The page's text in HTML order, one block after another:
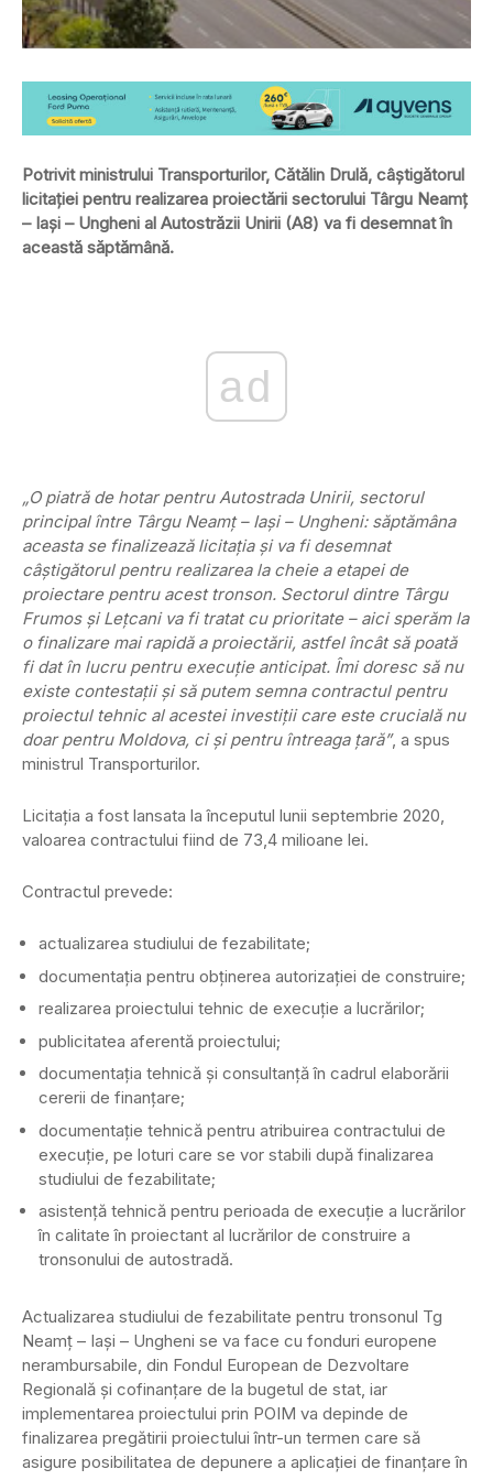
Potrivit ministrului Transporturilor, Cătălin Drulă, câştigătorul
licitaţiei pentru realizarea proiectării sectorului Târgu Neamţ
– Iaşi – Ungheni al Autostrăzii Unirii (A8) va fi desemnat în
această săptămână.
ad
„O piatră de hotar pentru Autostrada Unirii, sectorul
principal între Târgu Neamţ – Iaşi – Ungheni: săptămâna
aceasta se finalizează licitaţia şi va fi desemnat
câştigătorul pentru realizarea la cheie a etapei de
proiectare pentru acest tronson. Sectorul dintre Târgu
Frumos şi Leţcani va fi tratat cu prioritate – aici sperăm la
o finalizare mai rapidă a proiectării, astfel încât să poată
fi dat în lucru pentru execuţie anticipat. Îmi doresc să nu
existe contestaţii şi să putem semna contractul pentru
proiectul tehnic al acestei investiţii care este crucială nu
doar pentru Moldova, ci şi pentru întreaga ţară”, a spus
ministrul Transporturilor.
Licitația a fost lansata la începutul lunii septembrie 2020,
valoarea contractului fiind de 73,4 milioane lei.
Contractul prevede:
actualizarea studiului de fezabilitate;
documentația pentru obținerea autorizației de construire;
realizarea proiectului tehnic de execuție a lucrărilor;
publicitatea aferentă proiectului;
documentația tehnică și consultanță în cadrul elaborării
cererii de finanțare;
documentație tehnică pentru atribuirea contractului de
execuție, pe loturi care se vor stabili după finalizarea
studiului de fezabilitate;
asistență tehnică pentru perioada de execuție a lucrărilor
în calitate în proiectant al lucrărilor de construire a
tronsonului de autostradă.
Actualizarea studiului de fezabilitate pentru tronsonul Tg
Neamț – Iași – Ungheni se va face cu fonduri europene
nerambursabile, din Fondul European de Dezvoltare
Regională şi cofinanţare de la bugetul de stat, iar
implementarea proiectului prin POIM va depinde de
finalizarea pregătirii proiectului într-un termen care să
asigure posibilitatea de depunere a aplicaţiei de finanţare în